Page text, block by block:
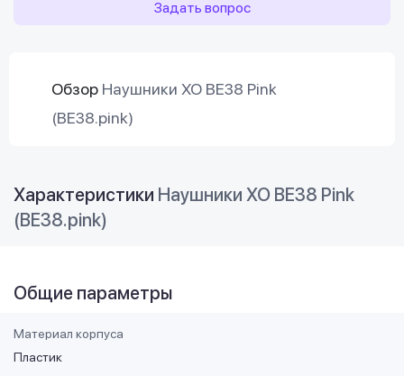
Задать вопрос
Обзор Наушники XO BE38 Pink
(BE38.pink)
Характеристики Наушники XO BE38 Pink
(BE38.pink)
Общие параметры
Материал корпуса
Пластик